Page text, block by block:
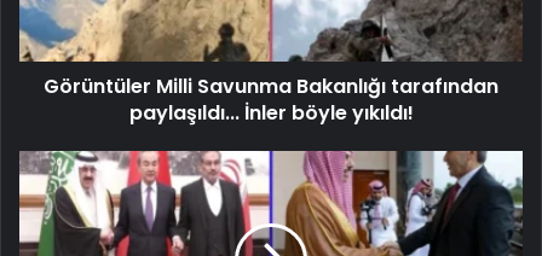
Görüntüler Milli Savunma Bakanlığı tarafından
paylaşıldı... İnler böyle yıkıldı!